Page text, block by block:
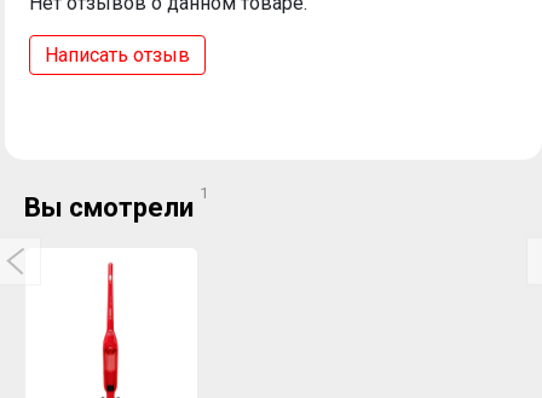
Написать отзыв
Вы смотрели 1